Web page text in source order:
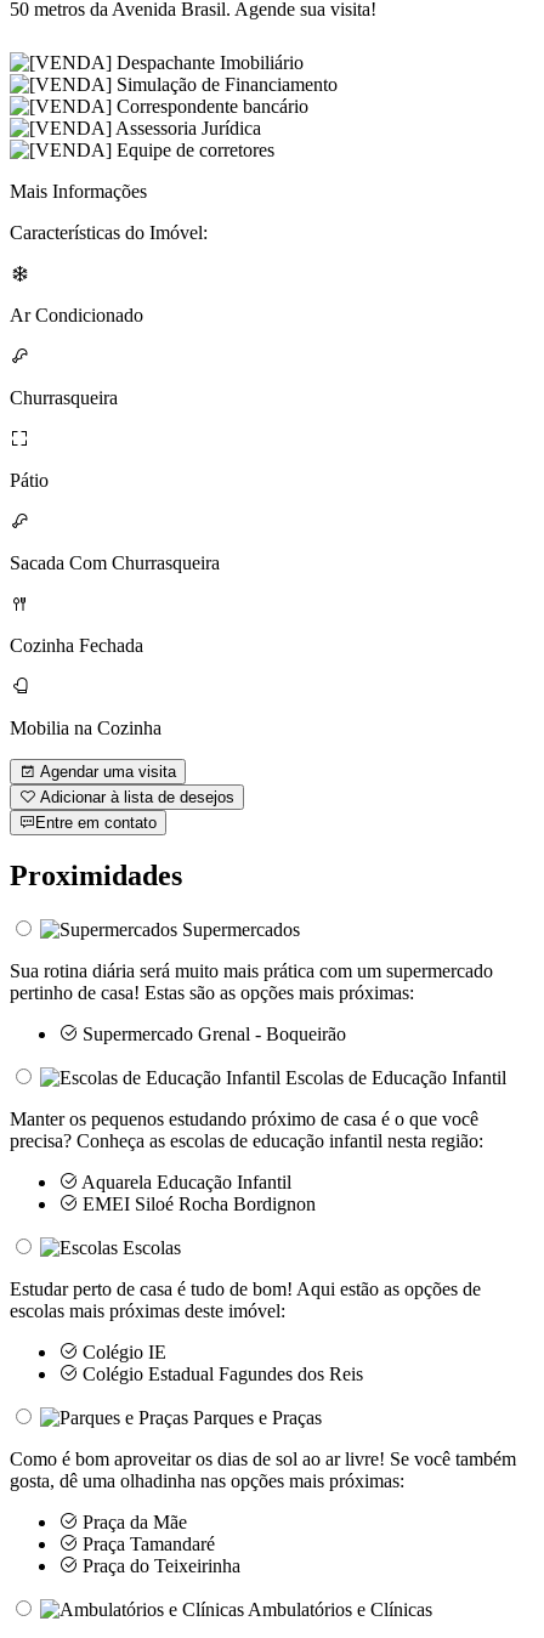
50 metros da Avenida Brasil. Agende sua visita!
Mais Informações
Características do Imóvel:
Ar Condicionado
Churrasqueira
Pátio
Sacada Com Churrasqueira
Cozinha Fechada
Mobilia na Cozinha
Agendar uma visita
Adicionar à lista de desejos
Entre em contato
Proximidades
Supermercados
Sua rotina diária será muito mais prática com um supermercado
pertinho de casa! Estas são as opções mais próximas:
Supermercado Grenal - Boqueirão
Escolas de Educação Infantil
Manter os pequenos estudando próximo de casa é o que você
precisa? Conheça as escolas de educação infantil nesta região:
Aquarela Educação Infantil
EMEI Siloé Rocha Bordignon
Escolas
Estudar perto de casa é tudo de bom! Aqui estão as opções de
escolas mais próximas deste imóvel:
Colégio IE
Colégio Estadual Fagundes dos Reis
Parques e Praças
Como é bom aproveitar os dias de sol ao ar livre! Se você também
gosta, dê uma olhadinha nas opções mais próximas:
Praça da Mãe
Praça Tamandaré
Praça do Teixeirinha
Ambulatórios e Clínicas